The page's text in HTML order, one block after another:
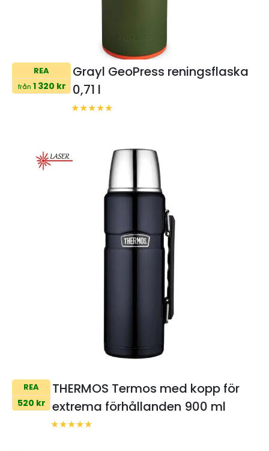
REA
från 1 320 kr
Grayl GeoPress reningsflaska
0,71 l
REA
520 kr
THERMOS Termos med kopp för
extrema förhållanden 900 ml